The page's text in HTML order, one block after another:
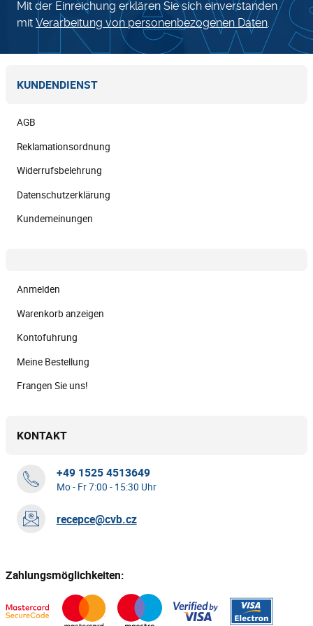
Mit der Einreichung erklären Sie sich einverstanden
mit Verarbeitung von personenbezogenen Daten.
KUNDENDIENST
AGB
Reklamationsordnung
Widerrufsbelehrung
Datenschutzerklärung
Kundemeinungen
Anmelden
Warenkorb anzeigen
Kontofuhrung
Meine Bestellung
Frangen Sie uns!
KONTAKT
+49 1525 4513649
Mo - Fr 7:00 - 15:30 Uhr
recepce@cvb.cz
Zahlungsmöglichkeiten: